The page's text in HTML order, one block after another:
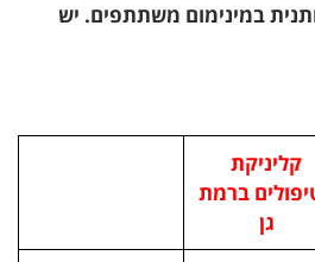
במינימום משתתפים. יש
קליניקת
ברמת
גן